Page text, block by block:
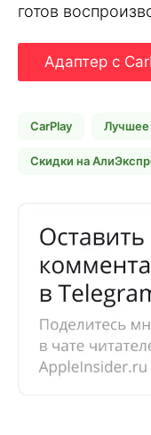
готов
Адаптер с
CarPlay Лучшее
Скидки на